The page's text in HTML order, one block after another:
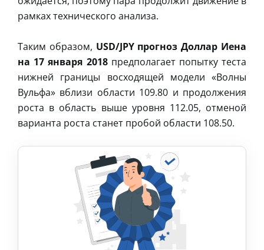
рамках технического анализа.
Таким образом, USD/JPY прогноз Доллар Иена
на 17 января 2018предполагает попытку теста
нижней границы восходящей модели «Волны
Вульфа» вблизи области 109.80 и продолжения
роста в область выше уровня 112.05, отменой
варианта роста станет пробой области 108.50.